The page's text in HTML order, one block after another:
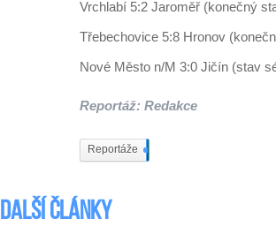
Vrchlabí 5:2 Jaroměř (konečný
Třebechovice 5:8 Hronov
Nové Město n/M 3:0 Jičín (stav
Reportáž: Redakce
Reportáže
Další články